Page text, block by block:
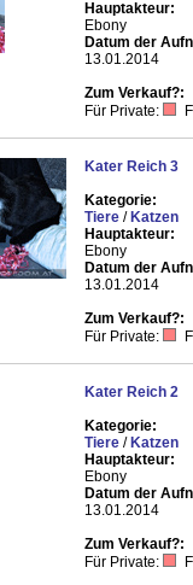
Hauptakteur:
Ebony
Datum der
13.01.2014
Zum Verkauf?:
Für Private:
Kater Reich 3
Kategorie:
Tiere / Katzen
Hauptakteur:
Ebony
Datum der
13.01.2014
Zum Verkauf?:
Für Private:
Kater Reich 2
Kategorie:
Tiere / Katzen
Hauptakteur:
Ebony
Datum der
13.01.2014
Zum Verkauf?:
Für Private: